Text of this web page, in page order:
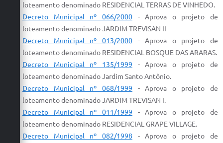
loteamentodenominado RESIDENCIAL TERRAS DE VINHEDO.
Decreto Municipal nº 066/2000-Aprova o projeto de
loteamentodenominado JARDIM TREVISAN II
Decreto Municipal nº 013/2000-Aprova o projeto de
loteamentodenominado RESIDENCIAL BOSQUE DAS ARARAS.
Decreto Municipal nº 135/1999 -Aprova o projeto de
loteamentodenominado Jardim Santo Antônio.
Decreto Municipal nº 068/1999 -Aprova o projeto de
loteamentodenominado JARDIM TREVISAN I.
Decreto Municipal nº 011/1999 -Aprova o projeto de
loteamentodenominado RESIDENCIAL GRAPE VILLAGE.
Decreto Municipal nº 082/1998 -Aprova o projeto de